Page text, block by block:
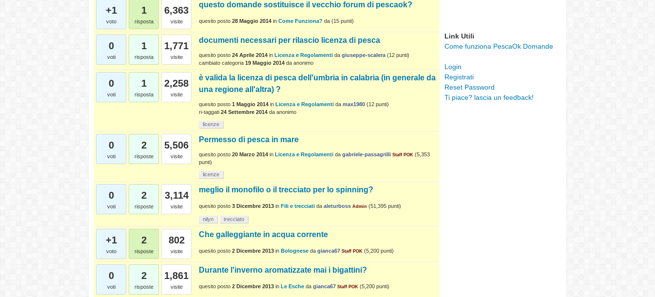
Link Utili
Come funziona PescaOk Domande
Login
Registrati
Reset Password
Ti piace? lascia un feedback!
+1
voto
1
risposta
6,363
visite
questo domande sostituisce il vecchio forum di pescaok?
quesito posto 28 Maggio 2014 in Come Funziona? da (15 punti)
0
voti
1
risposta
1,771
visite
documenti necessari per rilascio licenza di pesca
quesito posto 24 Aprile 2014 in Licenza e Regolamenti da giuseppe-scalera (12 punti)
cambiato categoria 19 Maggio 2014 da anonimo
0
voti
1
risposta
2,258
visite
è valida la licenza di pesca dell'umbria in calabria (in generale da
una regione all'altra) ?
quesito posto 1 Maggio 2014 in Licenza e Regolamenti da max1980 (12 punti)
ri-taggati 24 Settembre 2014 da anonimo
licenze
0
voti
2
risposte
5,506
visite
Permesso di pesca in mare
quesito posto 20 Marzo 2014 in Licenza e Regolamenti da gabriele-passagrilli Staff POK (5,353
punti)
licenze
0
voti
2
risposte
3,114
visite
meglio il monofilo o il trecciato per lo spinning?
quesito posto 3 Dicembre 2013 in Fili e trecciati da aleturboss Admin (51,395 punti)
nilyn trecciato
+1
voto
2
risposte
802
visite
Che galleggiante in acqua corrente
quesito posto 2 Dicembre 2013 in Bolognese da gianca67 Staff POK (5,200 punti)
0
voti
2
risposte
1,861
visite
Durante l'inverno aromatizzate mai i bigattini?
quesito posto 2 Dicembre 2013 in Le Esche da gianca67 Staff POK (5,200 punti)